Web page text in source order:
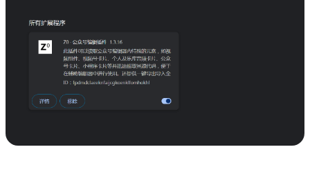
搜狗高速浏览器
三、开启开发者模式
四、安装 Z0 插件
方法：拖入 CRX 文件安装
七、常见问题